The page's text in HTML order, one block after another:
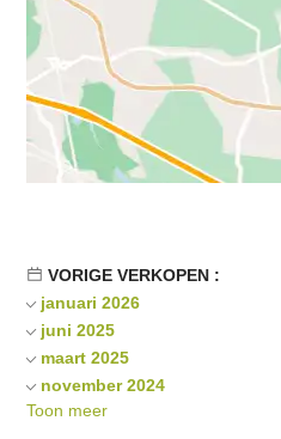
VORIGE VERKOPEN :
januari 2026
juni 2025
maart 2025
november 2024
juni 2024
Toon meer